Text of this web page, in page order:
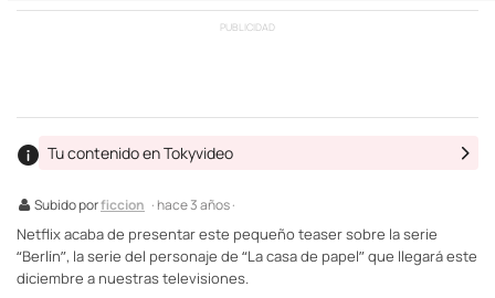
PUBLICIDAD
Subido porficcion · hace 3 años ·
Tu contenido en Tokyvideo
Netflix acaba de presentar este pequeño teaser sobre la serie
“Berlín”, la serie del personaje de “La casa de papel” que llegará este
diciembre a nuestras televisiones.